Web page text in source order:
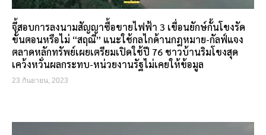
จี้สอบการลงนามสัญญาซื้อขายไฟฟ้า 3 เขื่อนยักษ์กั้นโขงรัด
ขั้นตอนหรือไม่ “สฤณี” แนะใช้กลไกด้านกฎหมาย-กัลฟ์แจง
ตลาดหลักทรัพย์เผยเตรียมเปิดใช้ปี 76 ชาวบ้านริมโขงสุด
เคว้งหวั่นผลกระทบ-หน่วยงานรัฐไม่เคยให้ข้อมูล
23 กันยายน, 2023